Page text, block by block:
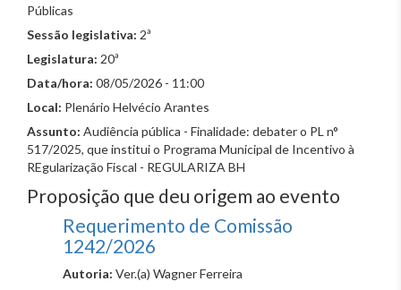
Públicas
Sessão legislativa: 2ª
Legislatura: 20ª
Data/hora: 08/05/2026 - 11:00
Local: Plenário Helvécio Arantes
Assunto: Audiência pública - Finalidade: debater o PL n°
517/2025, que institui o Programa Municipal de Incentivo à
REgularização Fiscal - REGULARIZA BH
Proposição que deu origem ao evento
Requerimento de Comissão
1242/2026
Autoria: Ver.(a) Wagner Ferreira